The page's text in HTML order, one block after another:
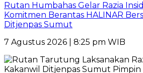
Rutan Humbahas Gelar Razia
Komitmen Berantas HALINAR
Ditjenpas Sumut
7 Agustus 2026 | 8:25 pm WIB